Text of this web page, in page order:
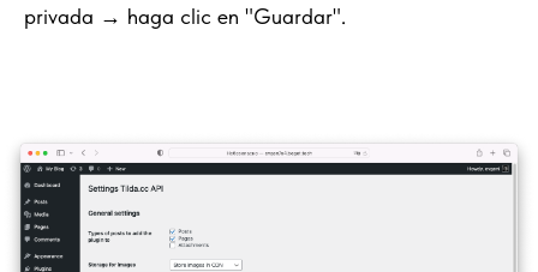
privada → haga clic en "Guardar".